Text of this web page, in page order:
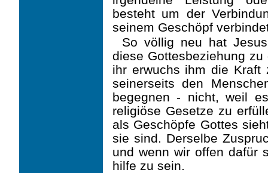
besteht um der
seinem Geschöpf
So völlig neu hat
diese Gottesbeziehung
ihr erwuchs ihm die Kraft
seinerseits den
begegnen - nicht, weil
religiöse Gesetze zu
als Geschöpfe Gottes
sie sind. Derselbe
und wenn wir offen dafür
hilfe zu sein.